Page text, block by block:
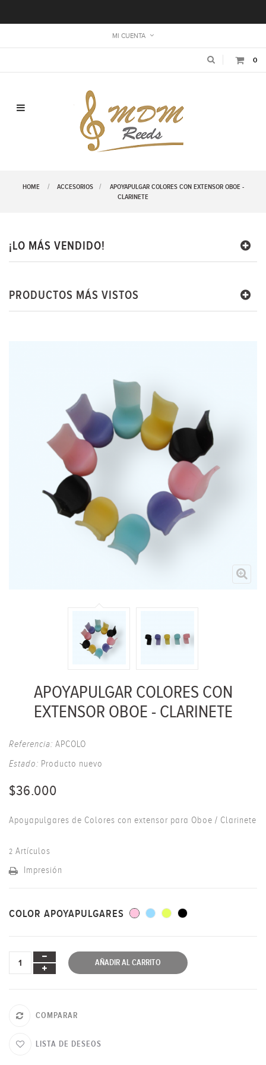
MI CUENTA
0
Navegación de palanca
HOME ACCESORIOS
APOYAPULGAR COLORES CON EXTENSOR OBOE -
CLARINETE
¡LO MÁS VENDIDO!
PRODUCTOS MÁS VISTOS
APOYAPULGAR COLORES CON
EXTENSOR OBOE - CLARINETE
Referencia: APCOLO
Estado: Producto nuevo
$36.000
Apoyapulgares de Colores con extensor para Oboe / Clarinete
2 Artículos
Impresión
COLOR APOYAPULGARES
AÑADIR AL CARRITO
COMPARAR
LISTA DE DESEOS